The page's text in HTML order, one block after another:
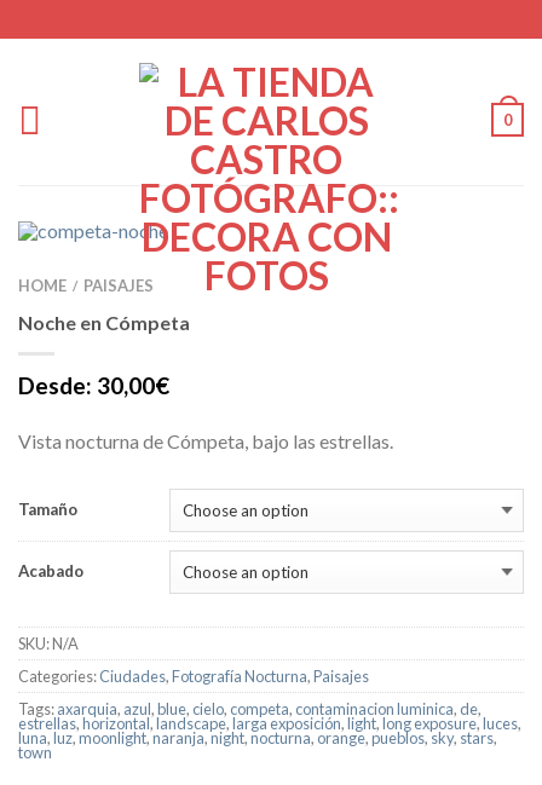
0
HOME / PAISAJES
Noche en Cómpeta
Desde: 30,00€
Vista nocturna de Cómpeta, bajo las estrellas.
Tamaño
Acabado
SKU:N/A
Categories:Ciudades,Fotografía Nocturna,Paisajes
Tags:axarquia, azul,blue, cielo, competa, contaminacion luminica, de,
estrellas,horizontal,landscape,larga exposición,light,long exposure,luces,
luna,luz,moonlight,naranja,night,nocturna, orange,pueblos,sky, stars,
town